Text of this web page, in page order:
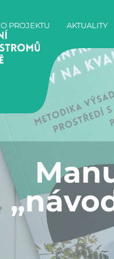
O PROJEKTU AKTUALITY